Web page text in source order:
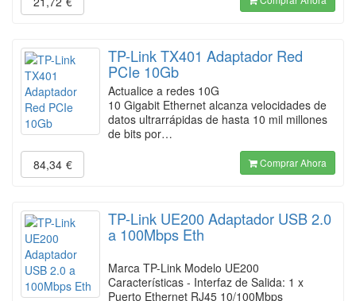
TP-Link TX401 Adaptador Red
PCIe 10Gb
Actualice a redes 10G
10 Gigabit Ethernet alcanza velocidades de
datos ultrarrápidas de hasta 10 mil millones
de bits por…
84,34 € Comprar Ahora
TP-Link UE200 Adaptador USB 2.0
a 100Mbps Eth
Marca TP-Link Modelo UE200
Características - Interfaz de Salida: 1 x
Puerto Ethernet RJ45 10/100Mbps